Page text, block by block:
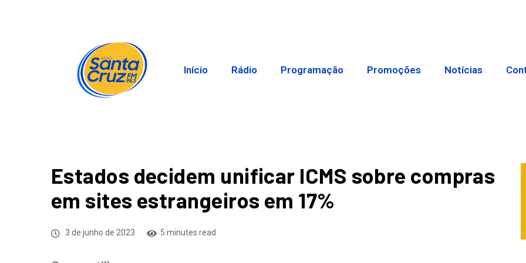
Início Rádio Programação Promoções Notícias
Estados decidem unificar ICMS sobre compras
em sites estrangeiros em 17%
3 de junho de 2023 5 minutes read